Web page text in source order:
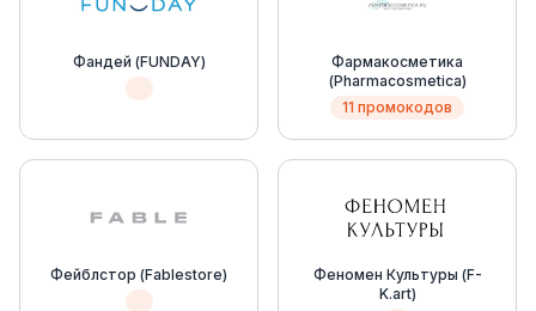
Фандей (FUNDAY)
Фармакосметика
(Pharmacosmetica)
11 промокодов
Фейблстор (Fablestore)
Феномен Культуры (F-
K.art)